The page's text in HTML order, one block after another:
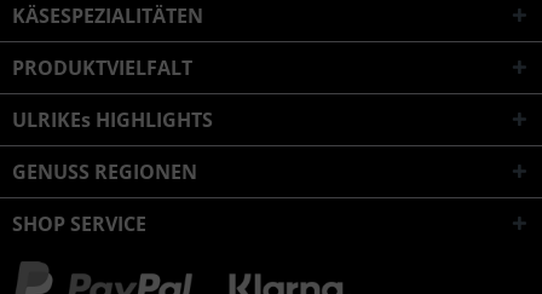
KÄSESPEZIALITÄTEN
PRODUKTVIELFALT
ULRIKEs HIGHLIGHTS
GENUSS REGIONEN
SHOP SERVICE